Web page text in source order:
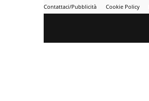
Contattaci/Pubblicità Cookie Policy